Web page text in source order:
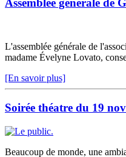
L'assemblée générale de
madame Évelyne Lovato,
[En savoir plus]
Soirée théatre du 19
Beaucoup de monde, une